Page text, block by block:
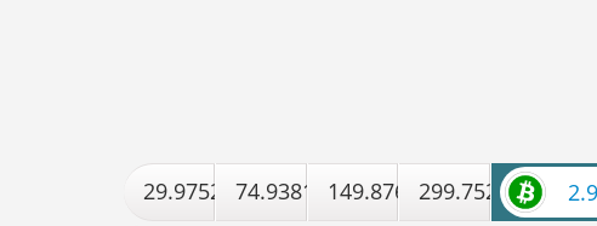
29.97526485490674.938162137265149.87632427453299.75264854906